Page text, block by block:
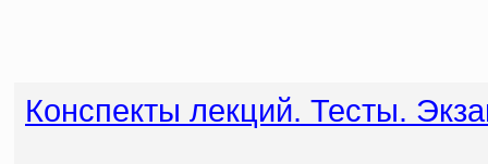
Конспекты лекций. Тесты.